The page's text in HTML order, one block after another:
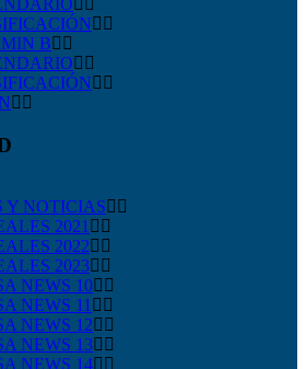
B
Y NOTICIAS
2021
2022
2023
NEWS 10
NEWS 11
NEWS 12
NEWS 13
NEWS 14